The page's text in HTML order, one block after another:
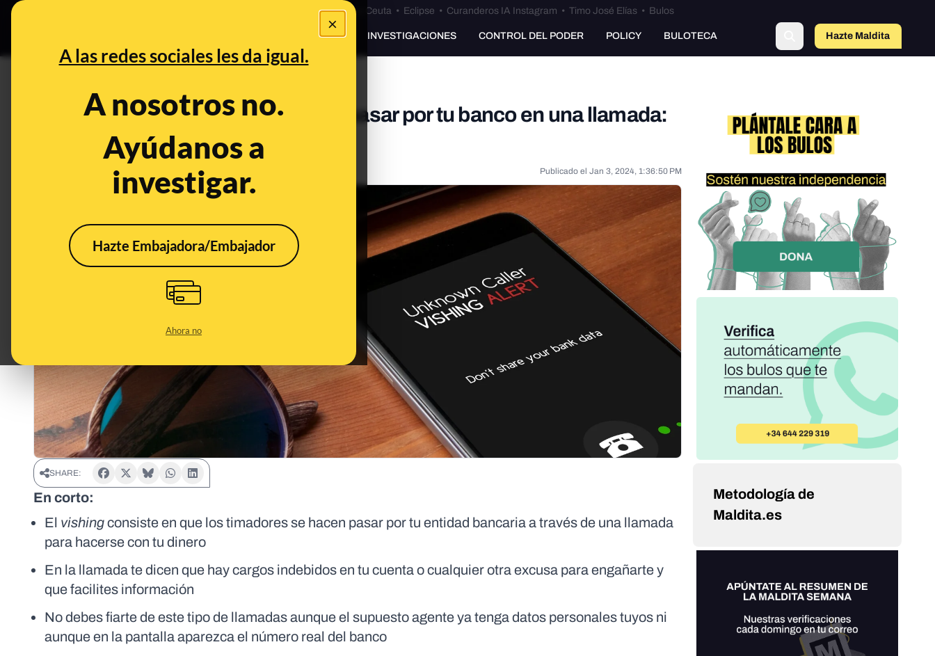
×
A las redes sociales les da igual.
A nosotros no.
Ayúdanos a
investigar.
Hazte Embajadora/Embajador
Ahora no
Especial Ceuta•Bulos Ceuta • Eclipse • Curanderos IA Instagram • Timo José Elías • Bulos
PREBUNKING INVESTIGACIONES CONTROL DEL PODER POLICY BULOTECA Hazte Maldito
Cómo saber si se están haciendo pasar por tu banco en una llamada:
cuidado con el ‘vishing’
Publicado el Jan 3, 2024, 1:36:50 PM
SHARE:
En corto:
El vishingconsiste en que los timadores se hacen pasar por tu entidad bancaria a través de una llamada
para hacerse con tu dinero
En la llamada te dicen que hay cargos indebidos en tu cuenta o cualquier otra excusa para engañarte y
que facilites información
No debes fiarte de este tipo de llamadas aunque el supuesto agente ya tenga datos personales tuyos ni
aunque en la pantalla aparezca el número real del banco
Metodología de
Maldita.es